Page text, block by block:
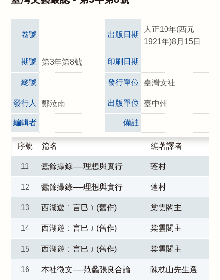
卷號 出版日期
大正10年(西元
1921年)8月15日
期號 第3年第8號 印刷日期
總號 發行單位 臺灣文社
發行人 鄭汝南 出版單位 臺中州
編輯者 備註
序號 篇名 編著譯者
11 蠹餘撮錄──理想與實行 蓬村
12 蠹餘撮錄──理想與實行 蓬村
13 西湖遊﹝言巳﹞(舊作) 棠雲閣主
14 西湖遊﹝言巳﹞(舊作) 棠雲閣主
15 西湖遊﹝言巳﹞(舊作) 棠雲閣主
16 本社徵文──范蠡張良合論 陳枕山先生選